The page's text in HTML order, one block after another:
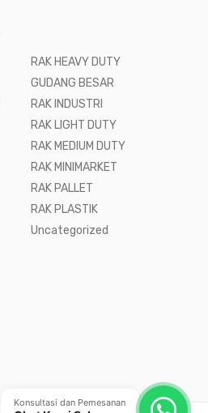
RAK HEAVY DUTY
GUDANG BESAR
RAK INDUSTRI
RAK LIGHT DUTY
RAK MEDIUM DUTY
RAK MINIMARKET
RAK PALLET
RAK PLASTIK
Uncategorized
Konsultasi dan Pemesanan